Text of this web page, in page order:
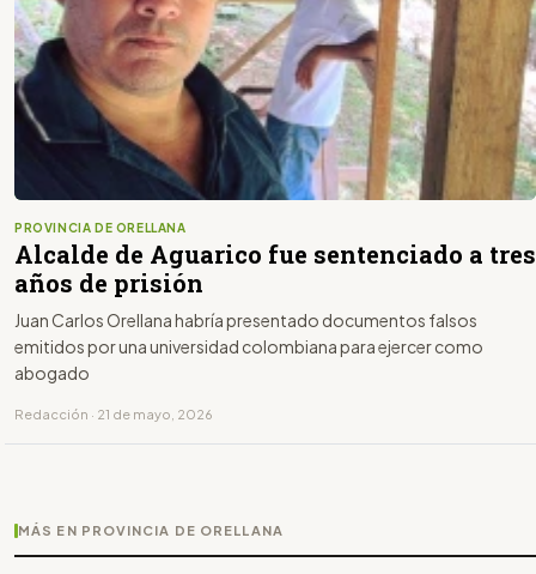
PROVINCIA DE ORELLANA
Alcalde de Aguarico fue sentenciado a tres
años de prisión
Juan Carlos Orellana habría presentado documentos falsos
emitidos por una universidad colombiana para ejercer como
abogado
Redacción · 21 de mayo, 2026
MÁS EN PROVINCIA DE ORELLANA